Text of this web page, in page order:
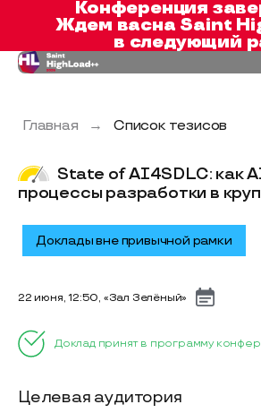
Конференция
Ждем васна Saint
в следующий
Главная → Список тезисов
State of AI4SDLC: как
процессы разработки в
Доклады вне привычной рамки
22 июня, 12:50, «Зал Зелёный»
Доклад принят в программу
Целевая аудитория